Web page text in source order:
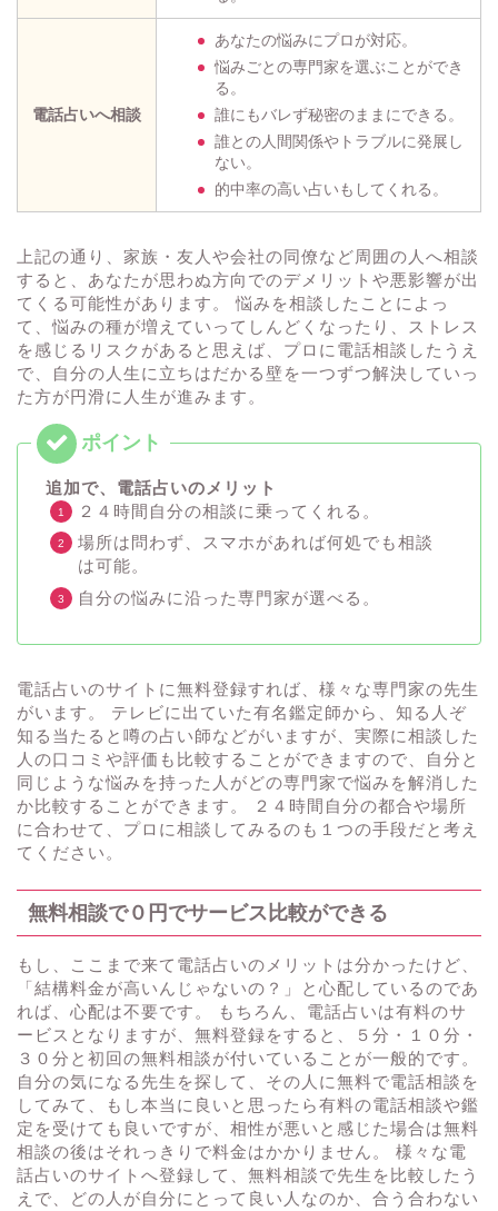
電話占いへ相談
あなたの悩みにプロが対応。
悩みごとの専門家を選ぶことができ
る。
誰にもバレず秘密のままにできる。
誰との人間関係やトラブルに発展し
ない。
的中率の高い占いもしてくれる。
上記の通り、家族・友人や会社の同僚など周囲の人へ相談
すると、あなたが思わぬ方向でのデメリットや悪影響が出
てくる可能性があります。 悩みを相談したことによっ
て、悩みの種が増えていってしんどくなったり、ストレス
を感じるリスクがあると思えば、プロに電話相談したうえ
で、自分の人生に立ちはだかる壁を一つずつ解決していっ
た方が円滑に人生が進みます。
追加で、電話占いのメリット
２４時間自分の相談に乗ってくれる。
場所は問わず、スマホがあれば何処でも相談
は可能。
自分の悩みに沿った専門家が選べる。
電話占いのサイトに無料登録すれば、様々な専門家の先生
がいます。 テレビに出ていた有名鑑定師から、知る人ぞ
知る当たると噂の占い師などがいますが、実際に相談した
人の口コミや評価も比較することができますので、自分と
同じような悩みを持った人がどの専門家で悩みを解消した
か比較することができます。 ２４時間自分の都合や場所
に合わせて、プロに相談してみるのも１つの手段だと考え
てください。
無料相談で０円でサービス比較ができる
もし、ここまで来て電話占いのメリットは分かったけど、
「結構料金が高いんじゃないの？」と心配しているのであ
れば、心配は不要です。 もちろん、電話占いは有料のサ
ービスとなりますが、無料登録をすると、５分・１０分・
３０分と初回の無料相談が付いていることが一般的です。
自分の気になる先生を探して、その人に無料で電話相談を
してみて、もし本当に良いと思ったら有料の電話相談や鑑
定を受けても良いですが、相性が悪いと感じた場合は無料
相談の後はそれっきりで料金はかかりません。 様々な電
話占いのサイトへ登録して、無料相談で先生を比較したう
えで、どの人が自分にとって良い人なのか、合う合わない